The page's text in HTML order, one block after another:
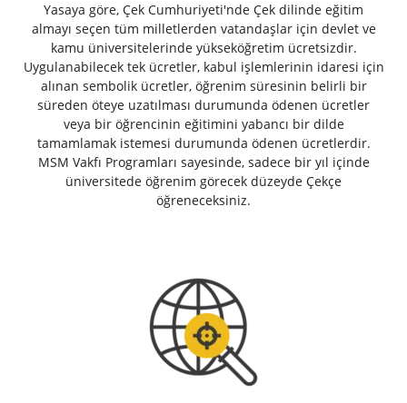
Yasaya göre, Çek Cumhuriyeti'nde Çek dilinde eğitim
almayı seçen tüm milletlerden vatandaşlar için devlet ve
kamu üniversitelerinde yükseköğretim ücretsizdir.
Uygulanabilecek tek ücretler, kabul işlemlerinin idaresi için
alınan sembolik ücretler, öğrenim süresinin belirli bir
süreden öteye uzatılması durumunda ödenen ücretler
veya bir öğrencinin eğitimini yabancı bir dilde
tamamlamak istemesi durumunda ödenen ücretlerdir.
MSM Vakfı Programları sayesinde, sadece bir yıl içinde
üniversitede öğrenim görecek düzeyde Çekçe
öğreneceksiniz.